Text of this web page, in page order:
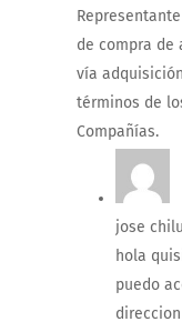
de compra de
vía
términos de
Compañías.
jose
hola
puedo